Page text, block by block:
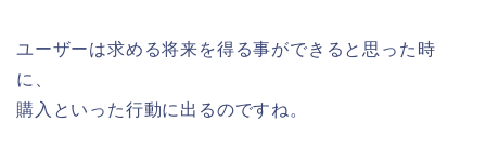
ユーザーは求める将来を得る事ができると思った時
に、
購入といった行動に出るのですね。